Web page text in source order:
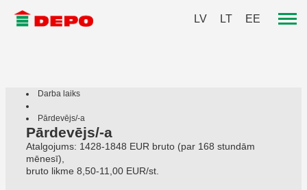
LV LT EE
Darba laiks
Pārdevējs/-a
Pārdevējs/-a
Atalgojums: 1428-1848 EUR bruto (par 168 stundām
mēnesī),
bruto likme 8,50-11,00 EUR/st.